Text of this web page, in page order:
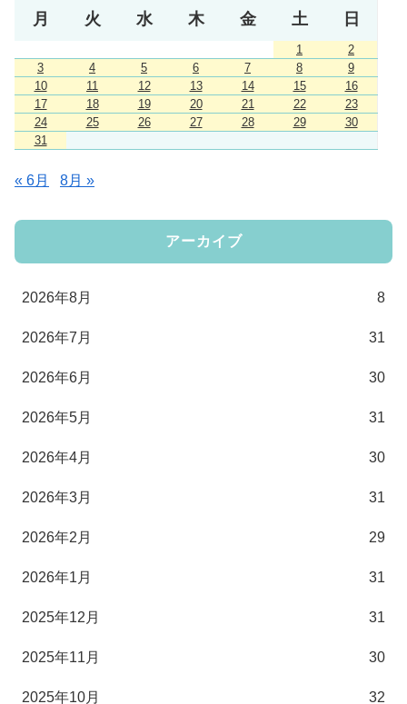
月 火 水 木 金 土 日
1
2
3
4 5 6 7 8
9
10
11 12 13 14 15
16
17
18 19 20 21 22
23
24
25 26 27 28 29
30
31
« 6月 8月 »
アーカイブ
2026年8月 8
2026年7月 31
2026年6月 30
2026年5月 31
2026年4月 30
2026年3月 31
2026年2月 29
2026年1月 31
2025年12月 31
2025年11月 30
2025年10月 32